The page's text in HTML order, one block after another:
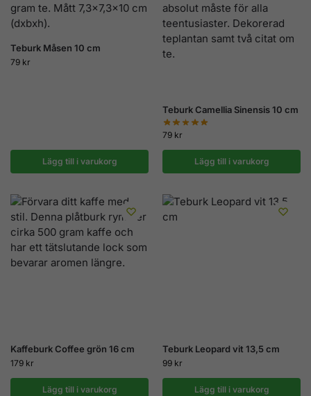
Teburk Måsen 10 cm
79 kr
Lägg till i varukorg
Teburk Camellia Sinensis 10 cm
79 kr
Lägg till i varukorg
Kaffeburk Coffee grön 16 cm
179 kr
Lägg till i varukorg
Teburk Leopard vit 13,5 cm
99 kr
Lägg till i varukorg